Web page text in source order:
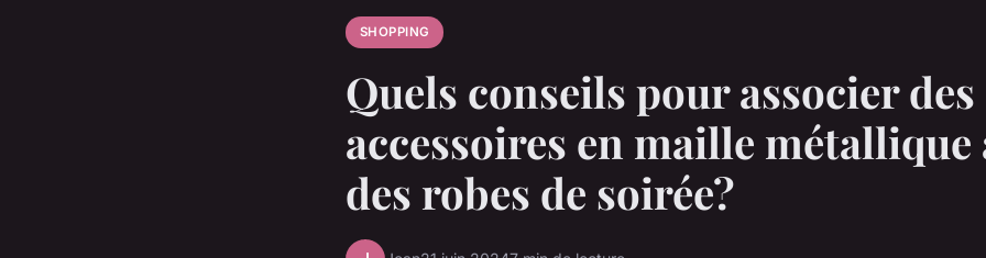
SHOPPING
Quels conseils pour associer des
accessoires en maille métallique
des robes de soirée?